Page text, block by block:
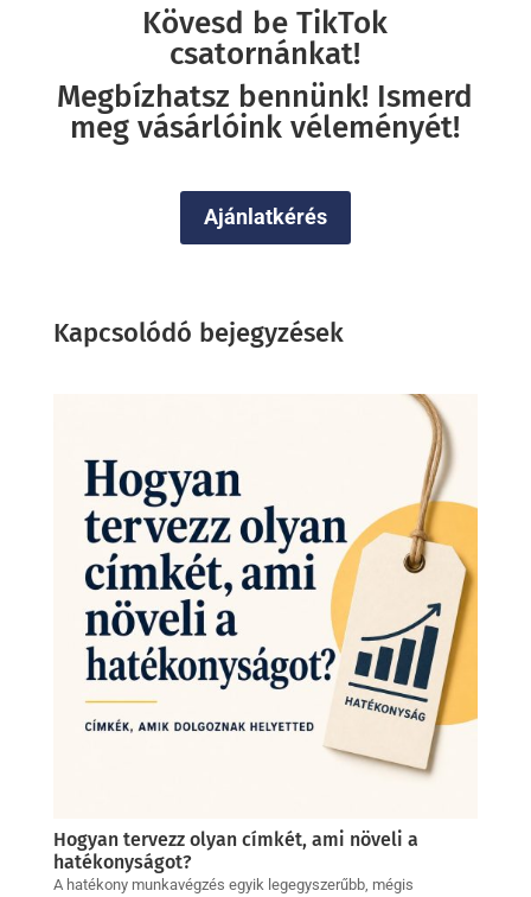
Kövesd be TikTok
csatornánkat!
Megbízhatsz bennünk! Ismerd
meg vásárlóink véleményét!
Ajánlatkérés
Kapcsolódó bejegyzések
Hogyan tervezz olyan címkét, ami növeli a
hatékonyságot?
A hatékony munkavégzés egyik legegyszerűbb, mégis